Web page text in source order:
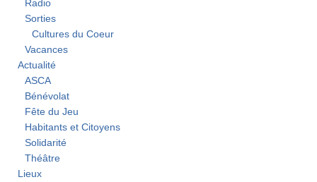
Radio
Sorties
Cultures du Coeur
Vacances
Actualité
ASCA
Bénévolat
Fête du Jeu
Habitants et Citoyens
Solidarité
Théâtre
Lieux